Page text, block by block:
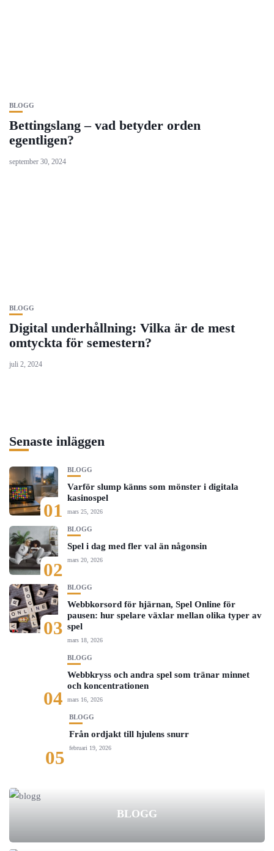
BLOGG
Bettingslang – vad betyder orden
egentligen?
september 30, 2024
BLOGG
Digital underhållning: Vilka är de mest
omtyckta för semestern?
juli 2, 2024
Senaste inläggen
01
BLOGG
Varför slump känns som mönster i digitala
kasinospel
mars 25, 2026
02
BLOGG
Spel i dag med fler val än någonsin
mars 20, 2026
03
BLOGG
Webbkorsord för hjärnan, Spel Online för
pausen: hur spelare växlar mellan olika typer av
spel
mars 18, 2026
04
BLOGG
Webbkryss och andra spel som tränar minnet
och koncentrationen
mars 16, 2026
05
BLOGG
Från ordjakt till hjulens snurr
februari 19, 2026
BLOGG